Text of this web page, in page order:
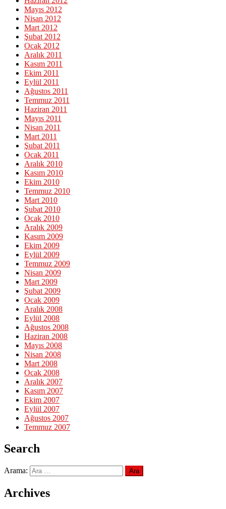
Mayıs 2012
Nisan 2012
Mart 2012
Şubat 2012
Ocak 2012
Aralık 2011
Kasım 2011
Ekim 2011
Eylül 2011
Ağustos 2011
Temmuz 2011
Haziran 2011
Mayıs 2011
Nisan 2011
Mart 2011
Şubat 2011
Ocak 2011
Aralık 2010
Kasım 2010
Ekim 2010
Temmuz 2010
Mart 2010
Şubat 2010
Ocak 2010
Aralık 2009
Kasım 2009
Ekim 2009
Eylül 2009
Temmuz 2009
Nisan 2009
Mart 2009
Şubat 2009
Ocak 2009
Aralık 2008
Eylül 2008
Ağustos 2008
Haziran 2008
Mayıs 2008
Nisan 2008
Mart 2008
Ocak 2008
Aralık 2007
Kasım 2007
Ekim 2007
Eylül 2007
Ağustos 2007
Temmuz 2007
Search
Arama:
Archives